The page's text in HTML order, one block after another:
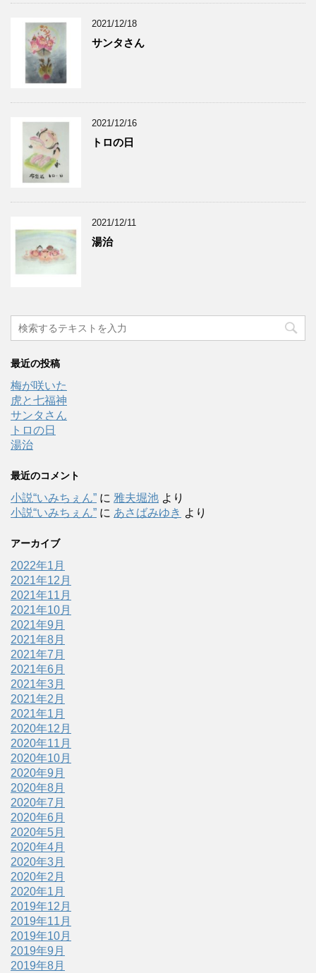
2021/12/18
サンタさん
2021/12/16
トロの日
2021/12/11
湯治
最近の投稿
梅が咲いた
虎と七福神
サンタさん
トロの日
湯治
最近のコメント
小説“いみちぇん” に 雅夫堀池 より
小説“いみちぇん” に あさばみゆき より
アーカイブ
2022年1月
2021年12月
2021年11月
2021年10月
2021年9月
2021年8月
2021年7月
2021年6月
2021年3月
2021年2月
2021年1月
2020年12月
2020年11月
2020年10月
2020年9月
2020年8月
2020年7月
2020年6月
2020年5月
2020年4月
2020年3月
2020年2月
2020年1月
2019年12月
2019年11月
2019年10月
2019年9月
2019年8月